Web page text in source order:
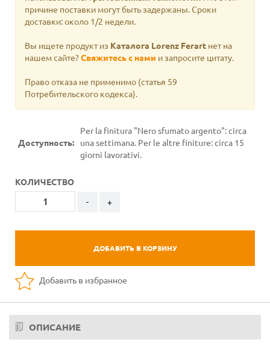
причине поставки могут быть задержаны. Сроки
доставки: около 1/2 недели.
Вы ищете продукт из Каталога Lorenz Ferart нет на
нашем сайте?Свяжитесь с нами и запросите цитату.
Право отказа не применимо (статья 59
Потребительского кодекса).
Доступность:
Per la finitura "Nero sfumato argento": circa
una settimana. Per le altre finiture: circa 15
giorni lavorativi.
КОЛИЧЕСТВО
- +
ДОБАВИТЬ В КОРЗИНУ
Добавить в избранное
ОПИСАНИЕ